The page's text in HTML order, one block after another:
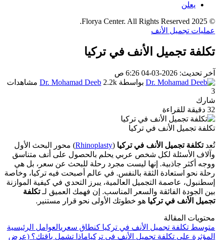
يعلن
© 2025 Florya Center. All Rights Reserved.
عمليات تجميل الأنف
تكلفة تجميل الأنف في تركيا
آخر تحديث: 2026-03-04 6:26 ص
بواسطة
Dr. Mohamad Deeb 2.2k مشاهدات
3
شارك
32 دقيقة للقراءة
تكلفة تجميل الأنف في تركيا
تُعدتكلفة تجميل الأنف في تركيا (
Rhinoplasty) محور البحث الأول
وآلاف الأسئلة لكل شخص عربي يحلم بالحصول على أنف متناسق
ووجه أكثر جاذبية. إنها ليست مجرد رحلة للبحث عن سعر، بل هي
رحلة نحو استعادة الثقة بالنفس. في عالم أصبحت فيه تركيا، وخاصة
إسطنبول، عاصمة التجميل العالمية، يبرز التحدي في كيفية الموازنة
بين الجودة الفائقة والسعر المناسب. إن فهمك العميق لـتكلفة
تجميل الأنف في تركيا هو خطوتك الأولى نحو قرار مستنير.
محتويات المقالة
متوسط تكلفة تجميل الأنف في تركيا كنطاق سعريالعوامل الرئيسية
المؤثرة على تكلفة تجميل الأنف في تركياماذا تشمل باقتك؟ (عرض